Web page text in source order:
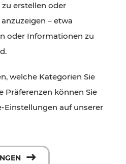
erstellen oder
– etwa
oder Informationen zu
welche Kategorien Sie
Präferenzen können Sie
Einstellungen auf unserer